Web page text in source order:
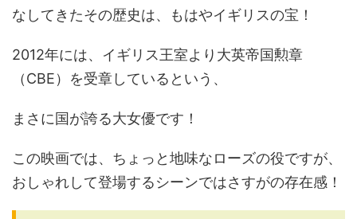
なしてきたその歴史は、もはやイギリスの宝！
2012年には、イギリス王室より大英帝国勲章
（CBE）を受章しているという、
まさに国が誇る大女優です！
この映画では、ちょっと地味なローズの役ですが、
おしゃれして登場するシーンではさすがの存在感！